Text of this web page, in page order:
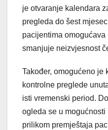
je otvaranje kalendara
pregleda do šest
pacijentima
smanjuje neizvjesnost
Također, omogućeno je
kontrolne preglede
isti vremenski period.
ogleda se u
prilikom premještaja